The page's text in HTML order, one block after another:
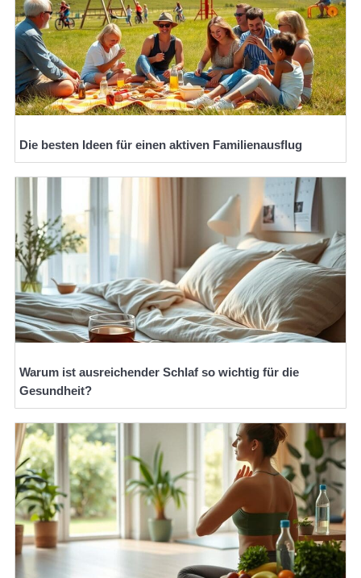
Die besten Ideen für einen aktiven Familienausflug
Warum ist ausreichender Schlaf so wichtig für die
Gesundheit?